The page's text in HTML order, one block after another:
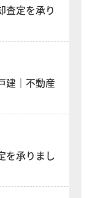
査定を承り
建｜不動産
を承りまし